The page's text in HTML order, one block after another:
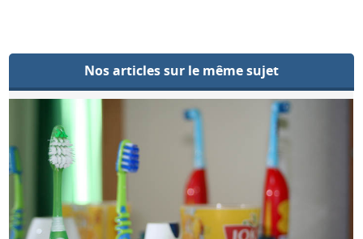
Nos articles sur le même sujet